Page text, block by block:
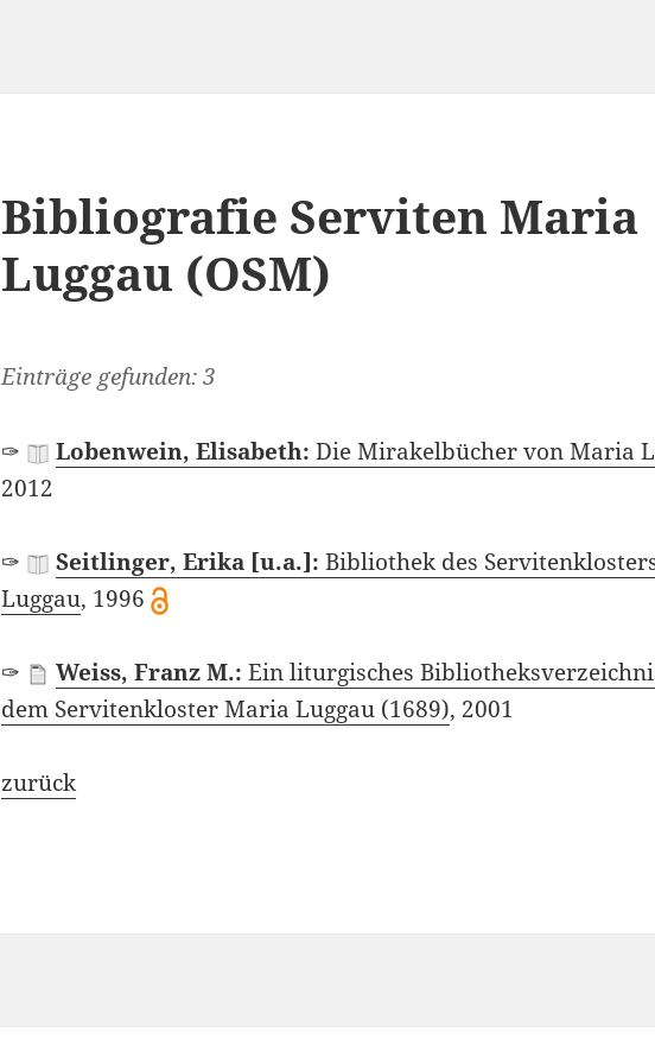
Bibliografie Serviten Maria
Luggau (OSM)
Einträge gefunden: 3
✑ Lobenwein, Elisabeth:Die Mirakelbücher von Maria
2012
✑ Seitlinger, Erika [u.a.]:Bibliothek des
Luggau, 1996
✑ Weiss, Franz M.:Ein liturgisches
dem Servitenkloster Maria Luggau (1689), 2001
zurück